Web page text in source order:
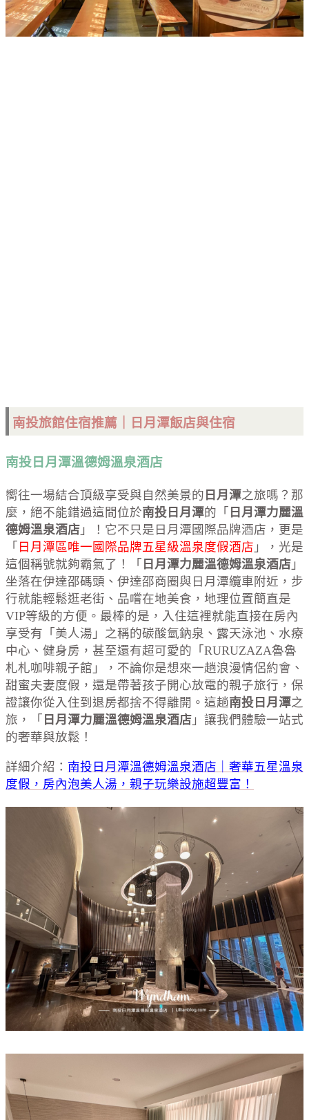
南投旅館住宿推薦｜日月潭飯店與住宿
南投日月潭溫德姆溫泉酒店
嚮往一場結合頂級享受與自然美景的 日月潭之旅嗎？那
麼，絕不能錯過這間位於南投日月潭的「 日月潭力麗溫
德姆溫泉酒店 」！它不只是日月潭國際品牌酒店，更是
「 日月潭區唯一國際品牌五星級溫泉度假酒店 」，光是
這個稱號就夠霸氣了！「 日月潭力麗溫德姆溫泉酒店 」
坐落在伊達邵碼頭、伊達邵商圈與日月潭纜車附近，步
行就能輕鬆逛老街、品嚐在地美食，地理位置簡直是
VIP等級的方便。最棒的是，入住這裡就能直接在房內
享受有「美人湯」之稱的碳酸氫鈉泉、露天泳池、水療
中心、健身房，甚至還有超可愛的「RURUZAZA魯魯
札札咖啡親子館」，不論你是想來一趟浪漫情侶約會、
甜蜜夫妻度假，還是帶著孩子開心放電的親子旅行，保
證讓你從入住到退房都捨不得離開。這趟南投日月潭之
旅，「 日月潭力麗溫德姆溫泉酒店 」讓我們體驗一站式
的奢華與放鬆！
詳細介紹： 南投日月潭溫德姆溫泉酒店｜奢華五星溫泉
度假，房內泡美人湯，親子玩樂設施超豐富！